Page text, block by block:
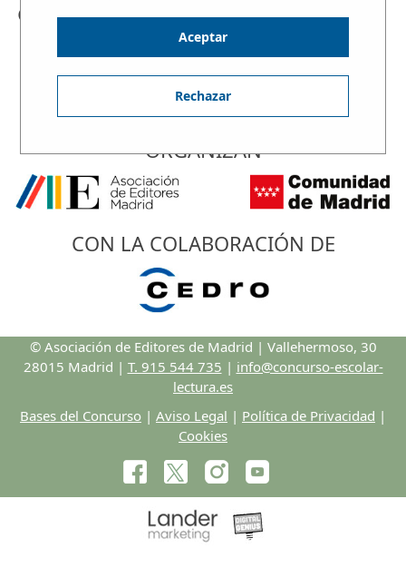
KARLA NEREA GUAYASAMIN CHILLO
« SELECCIONAR OTRO CENTRO
ORGANIZAN
CON LA COLABORACIÓN DE
© Asociación de Editores de Madrid | Vallehermoso, 30
28015 Madrid | T. 915 544 735 | info@concurso-escolar-
lectura.es
Bases del Concurso | Aviso Legal | Política de Privacidad |
Cookies
Aceptar
Rechazar